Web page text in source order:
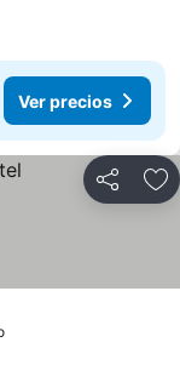
Ver precios
Compartir